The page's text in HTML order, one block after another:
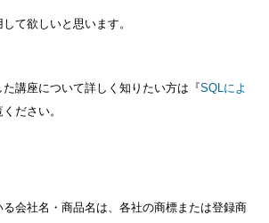
て欲しいと思います。
講座について詳しく知りたい方は『SQLによ
ださい。
る会社名・商品名は、各社の商標または登録商